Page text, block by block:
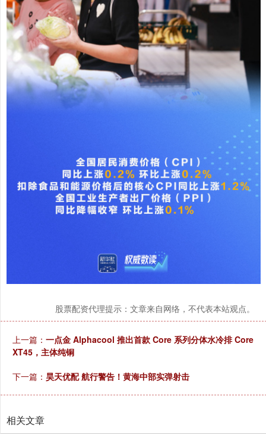
股票配资代理提示：文章来自网络，不代表本站观点。
上一篇： 一点金 Alphacool 推出首款 Core 系列分体水冷排 Core
XT45，主体纯铜
下一篇： 昊天优配 航行警告！黄海中部实弹射击
相关文章